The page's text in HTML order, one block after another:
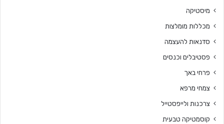
מיסטיקה
מכללות מומלצות
סדנאות להעצמה
פסטיבלים וכנסים
פרחי באך
צמחי מרפא
צרכנות ולייפסטייל
קוסמטיקה טבעית